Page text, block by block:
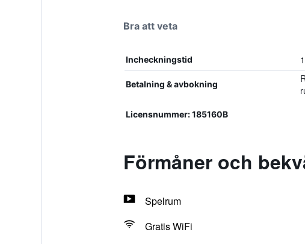
Bra att veta
Incheckningstid
Betalning & avbokning
Licensnummer: 185160B
Förmåner och
Spelrum
Gratis WiFi